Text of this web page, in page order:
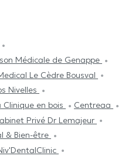
Médicale de Genappe
Le Cèdre Bousval
Nivelles
Clinique en bois
Centreaa
Privé Dr Lemajeur
& Bien-être